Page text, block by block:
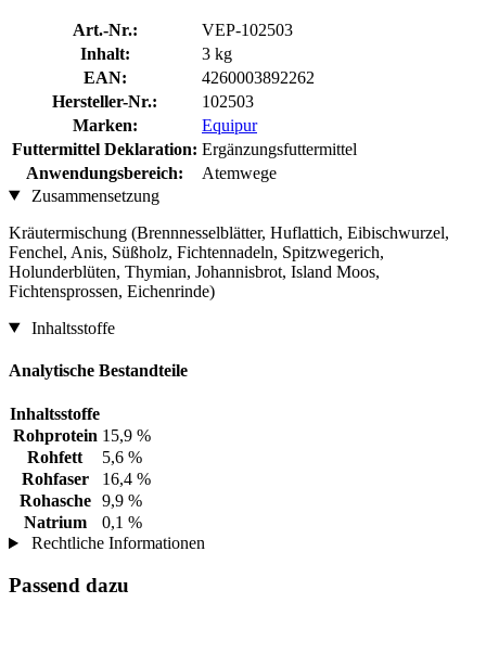
Art.-Nr.:
VEP-102503
Inhalt:
3 kg
EAN:
4260003892262
Hersteller-Nr.:
102503
Marken:
Equipur
Futtermittel Deklaration: Ergänzungsfuttermittel
Anwendungsbereich:
Atemwege
Zusammensetzung
Kräutermischung (Brennnesselblätter, Huflattich, Eibischwurzel,
Fenchel, Anis, Süßholz, Fichtennadeln, Spitzwegerich,
Holunderblüten, Thymian, Johannisbrot, Island Moos,
Fichtensprossen, Eichenrinde)
Inhaltsstoffe
Analytische Bestandteile
Inhaltsstoffe
Rohprotein 15,9 %
Rohfett
5,6 %
Rohfaser
16,4 %
Rohasche
9,9 %
Natrium
0,1 %
Rechtliche Informationen
Passend dazu